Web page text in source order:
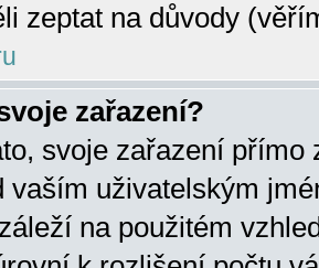
zeptat na důvody
zařazení?
svoje zařazení přímo
vaším uživatelským
na použitém